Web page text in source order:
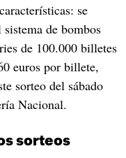
se
de bombos
de 100.000 billetes
euros por billete,
sorteo del sábado
Nacional.
sorteos